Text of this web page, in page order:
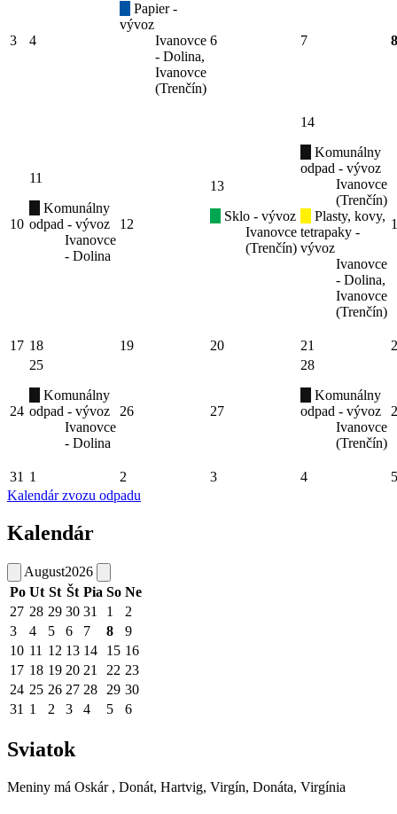
3 4
Papier -
vývoz
Ivanovce
- Dolina,
Ivanovce
(Trenčín)
6 7 8
10
11
Komunálny
odpad - vývoz
Ivanovce
- Dolina
12
13
Sklo - vývoz
Ivanovce
(Trenčín)
14
Komunálny
odpad - vývoz
Ivanovce
(Trenčín)
Plasty, kovy,
tetrapaky -
vývoz
Ivanovce
- Dolina,
Ivanovce
(Trenčín)
17 18 19 20 21
24
25
Komunálny
odpad - vývoz
Ivanovce
- Dolina
26 27
28
Komunálny
odpad - vývoz
Ivanovce
(Trenčín)
31 1 2 3 4
5
Kalendár zvozu odpadu
Kalendár
August2026
Po Ut St Št Pia So Ne
27 28 29 30 31 1
2
3
4 5 6 7 8
9
10 11 12 13 14 15 16
17 18 19 20 21 22 23
24 25 26 27 28 29 30
31 1 2 3 4 5 6
Sviatok
Meniny má Oskár , Donát, Hartvig, Virgín, Donáta, Virgínia